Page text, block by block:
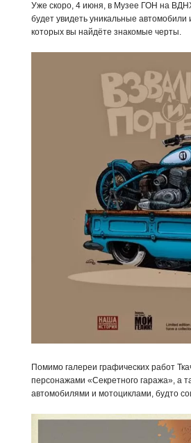
Уже скоро, 4 июня, в Музее ГОН на
будет увидеть уникальные
которых вы найдёте знакомые черты.
Помимо галереи графических работ
персонажами «Секретного гаража», а
автомобилями и мотоциклами, будто